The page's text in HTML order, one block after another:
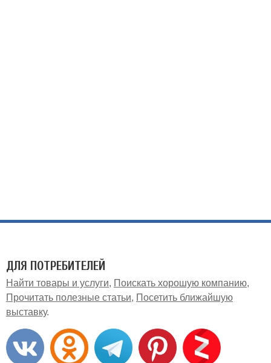
ДЛЯ ПОТРЕБИТЕЛЕЙ
Найти товары и услуги
Поискать хорошую компанию
Прочитать полезные статьи
Посетить ближайшую
выставку